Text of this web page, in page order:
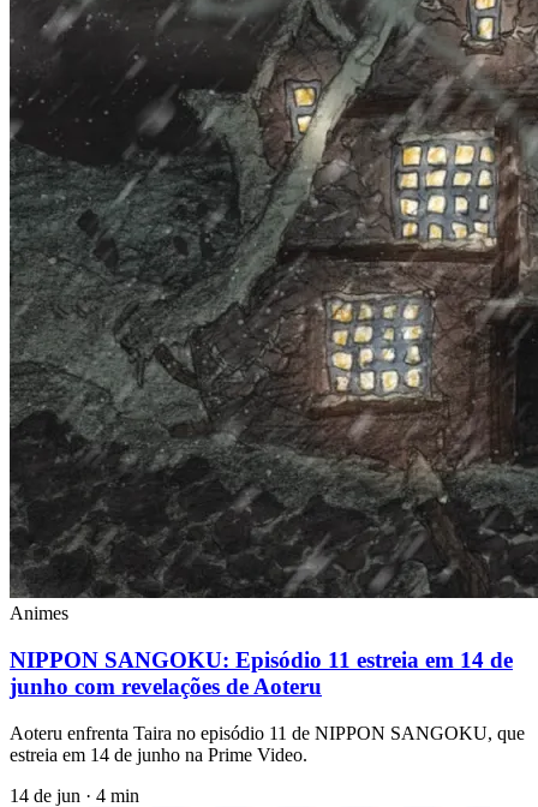
Animes
NIPPON SANGOKU: Episódio 11 estreia em 14 de
junho com revelações de Aoteru
Aoteru enfrenta Taira no episódio 11 de NIPPON SANGOKU, que
estreia em 14 de junho na Prime Video.
14 de jun · 4 min